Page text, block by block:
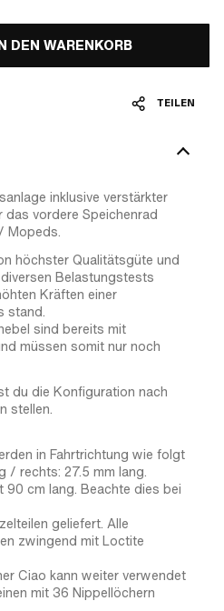
DEN WARENKORB
TEILEN
inklusive verstärkter
das vordere Speichenrad
Mopeds.
höchster Qualitätsgüte und
Belastungstests
Kräften einer
stand.
sind bereits mit
müssen somit nur noch
du die Konfiguration nach
stellen.
in Fahrtrichtung wie folgt
/ rechts: 27.5 mm lang.
90 cm lang. Beachte dies bei
geliefert. Alle
zwingend mit Loctite
Ciao kann weiter verwendet
mit 36 Nippellöchern